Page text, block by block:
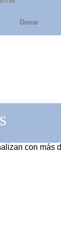
Donar
con más